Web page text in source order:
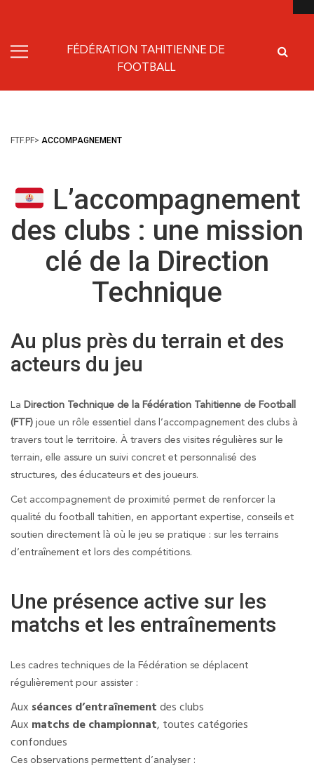
FÉDÉRATION TAHITIENNE DE
FOOTBALL
FTF.PF> ACCOMPAGNEMENT
L’accompagnement
des clubs : une mission
clé de la Direction
Technique
Au plus près du terrain et des
acteurs du jeu
La Direction Technique de la Fédération Tahitienne de Football
(FTF) joue un rôle essentiel dans l’accompagnement des clubs à
travers tout le territoire. À travers des visites régulières sur le
terrain, elle assure un suivi concret et personnalisé des
structures, des éducateurs et des joueurs.
Cet accompagnement de proximité permet de renforcer la
qualité du football tahitien, en apportant expertise, conseils et
soutien directement là où le jeu se pratique : sur les terrains
d’entraînement et lors des compétitions.
Une présence active sur les
matchs et les entraînements
Les cadres techniques de la Fédération se déplacent
régulièrement pour assister :
Aux séances d’entraînementdes clubs
Aux matchs de championnat, toutes catégories
confondues
Ces observations permettent d’analyser :